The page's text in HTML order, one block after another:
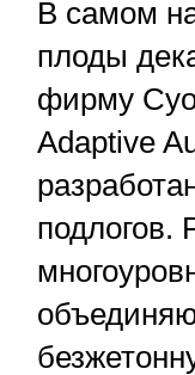
В самом
плоды
фирму
Adaptive
подлогов.